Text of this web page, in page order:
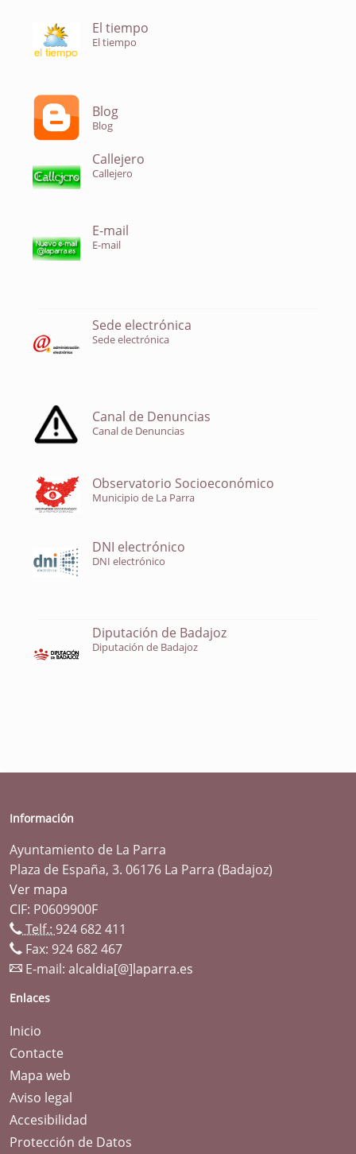
El tiempo
El tiempo
Blog
Blog
Callejero
Callejero
E-mail
E-mail
Sede electrónica
Sede electrónica
Canal de Denuncias
Canal de Denuncias
Observatorio Socioeconómico
Municipio de La Parra
DNI electrónico
DNI electrónico
Diputación de Badajoz
Diputación de Badajoz
Información
Ayuntamiento de La Parra
Plaza de España, 3. 06176 La Parra (Badajoz)
Ver mapa
CIF: P0609900F
Telf.: 924 682 411
Fax: 924 682 467
E-mail: alcaldia[@]laparra.es
Enlaces
Inicio
Contacte
Mapa web
Aviso legal
Accesibilidad
Protección de Datos